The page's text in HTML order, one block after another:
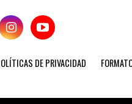
DE PRIVACIDAD